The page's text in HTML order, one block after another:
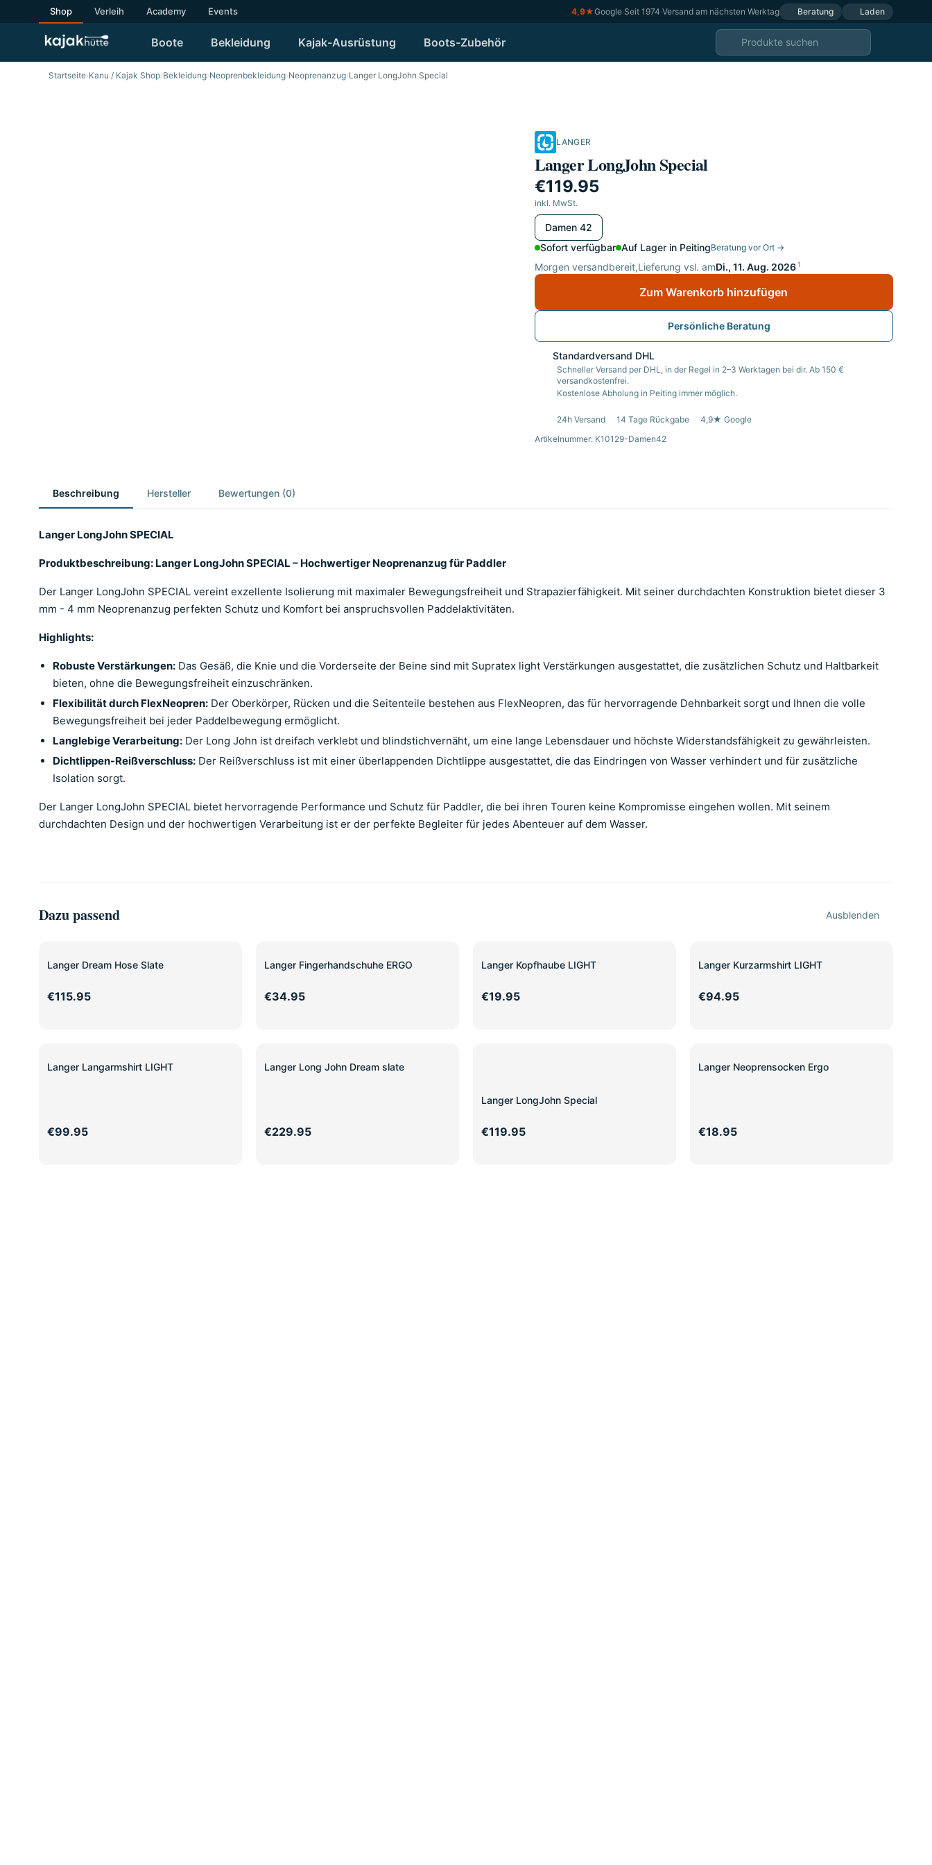
Shop Verleih Academy Events 4,9★Google·Seit 1974·Versand am nächsten Werktag Beratung Laden
Boote Bekleidung Kajak-Ausrüstung Boots-Zubehör
Startseite›Kanu / Kajak Shop›Bekleidung›Neoprenbekleidung›Neoprenanzug›Langer LongJohn Special
LANGER
Langer LongJohn Special
€119.95
inkl. MwSt.
wählen
Damen 42
Sofort verfügbar Auf Lager in PeitingBeratung vor Ort →
Morgen versandbereit,Lieferung vsl. amDi., 11. Aug. 2026 1
Zum Warenkorb hinzufügen
Persönliche Beratung
Standardversand DHL
Schneller Versand per DHL, in der Regel in 2–3 Werktagen bei dir. Ab 150 €
versandkostenfrei.
Kostenlose Abholung in Peiting immer möglich.
24h Versand 14 Tage Rückgabe
4,9★ Google
Artikelnummer: K10129-Damen42
Beschreibung Hersteller Bewertungen (0)
Langer LongJohn SPECIAL
Produktbeschreibung: Langer LongJohn SPECIAL – Hochwertiger Neoprenanzug für Paddler
Der Langer LongJohn SPECIAL vereint exzellente Isolierung mit maximaler Bewegungsfreiheit und Strapazierfähigkeit. Mit seiner durchdachten Konstruktion bietet dieser 3
mm - 4 mm Neoprenanzug perfekten Schutz und Komfort bei anspruchsvollen Paddelaktivitäten.
Highlights:
Robuste Verstärkungen: Das Gesäß, die Knie und die Vorderseite der Beine sind mit Supratex light Verstärkungen ausgestattet, die zusätzlichen Schutz und Haltbarkeit
bieten, ohne die Bewegungsfreiheit einzuschränken.
Flexibilität durch FlexNeopren: Der Oberkörper, Rücken und die Seitenteile bestehen aus FlexNeopren, das für hervorragende Dehnbarkeit sorgt und Ihnen die volle
Bewegungsfreiheit bei jeder Paddelbewegung ermöglicht.
Langlebige Verarbeitung: Der Long John ist dreifach verklebt und blindstichvernäht, um eine lange Lebensdauer und höchste Widerstandsfähigkeit zu gewährleisten.
Dichtlippen-Reißverschluss: Der Reißverschluss ist mit einer überlappenden Dichtlippe ausgestattet, die das Eindringen von Wasser verhindert und für zusätzliche
Isolation sorgt.
Der Langer LongJohn SPECIAL bietet hervorragende Performance und Schutz für Paddler, die bei ihren Touren keine Kompromisse eingehen wollen. Mit seinem
durchdachten Design und der hochwertigen Verarbeitung ist er der perfekte Begleiter für jedes Abenteuer auf dem Wasser.
Dazu passend Ausblenden
Langer Dream Hose Slate
€115.95
Langer Fingerhandschuhe ERGO
€34.95
Langer Kopfhaube LIGHT
€19.95
Langer Kurzarmshirt LIGHT
€94.95
Langer Langarmshirt LIGHT
€99.95
Langer Long John Dream slate
€229.95
Langer LongJohn Special
€119.95
Langer Neoprensocken Ergo
€18.95